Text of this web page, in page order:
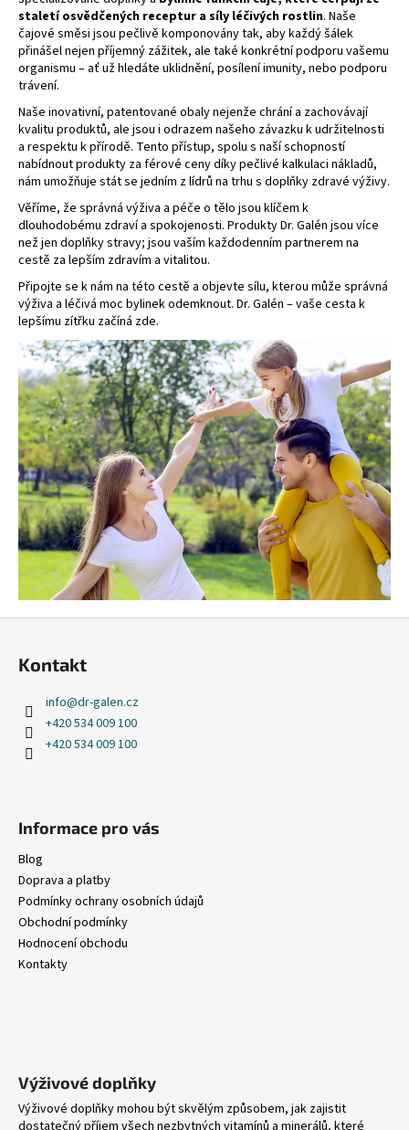
staletí osvědčených receptur a síly léčivých rostlin. Naše
čajové směsi jsou pečlivě komponovány tak, aby každý šálek
přinášel nejen příjemný zážitek, ale také konkrétní podporu vašemu
organismu – ať už hledáte uklidnění, posílení imunity, nebo podporu
trávení.
Naše inovativní, patentované obaly nejenže chrání a zachovávají
kvalitu produktů, ale jsou i odrazem našeho závazku k udržitelnosti
a respektu k přírodě. Tento přístup, spolu s naší schopností
nabídnout produkty za férové ceny díky pečlivé kalkulaci nákladů,
nám umožňuje stát se jedním z lídrů na trhu s doplňky zdravé výživy.
Věříme, že správná výživa a péče o tělo jsou klíčem k
dlouhodobému zdraví a spokojenosti. Produkty Dr. Galén jsou více
než jen doplňky stravy; jsou vaším každodenním partnerem na
cestě za lepším zdravím a vitalitou.
Připojte se k nám na této cestě a objevte sílu, kterou může správná
výživa a léčivá moc bylinek odemknout. Dr. Galén – vaše cesta k
lepšímu zítřku začíná zde.
Kontakt
info@dr-galen.cz
+420 534 009 100
+420 534 009 100
Informace pro vás
Blog
Doprava a platby
Podmínky ochrany osobních údajů
Obchodní podmínky
Hodnocení obchodu
Kontakty
Výživové doplňky
Výživové doplňky mohou být skvělým způsobem, jak zajistit
dostatečný příjem všech nezbytných vitamínů a minerálů, které